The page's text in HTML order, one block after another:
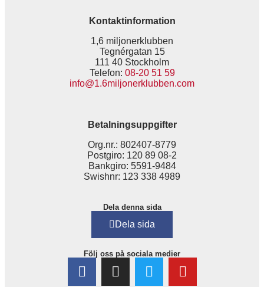
Kontaktinformation
1,6 miljonerklubben
Tegnérgatan 15
111 40 Stockholm
Telefon: 08-20 51 59
info@1.6miljonerklubben.com
Betalningsuppgifter
Org.nr.: 802407-8779
Postgiro: 120 89 08-2
Bankgiro: 5591-9484
Swishnr: 123 338 4989
Dela denna sida
Dela sida
Följ oss på sociala medier